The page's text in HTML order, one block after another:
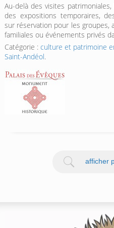
Au-delà des visites
des expositions temporaires,
sur réservation pour les groupes,
familiales ou événements privés
Catégorie : culture et patrimoine
Saint-Andéol.
afficher